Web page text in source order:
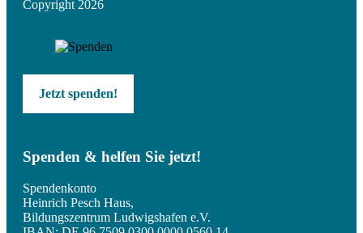
Copyright 2026
Jetzt spenden!
Spenden & helfen Sie jetzt!
Spendenkonto
Heinrich Pesch Haus,
Bildungszentrum Ludwigshafen e.V.